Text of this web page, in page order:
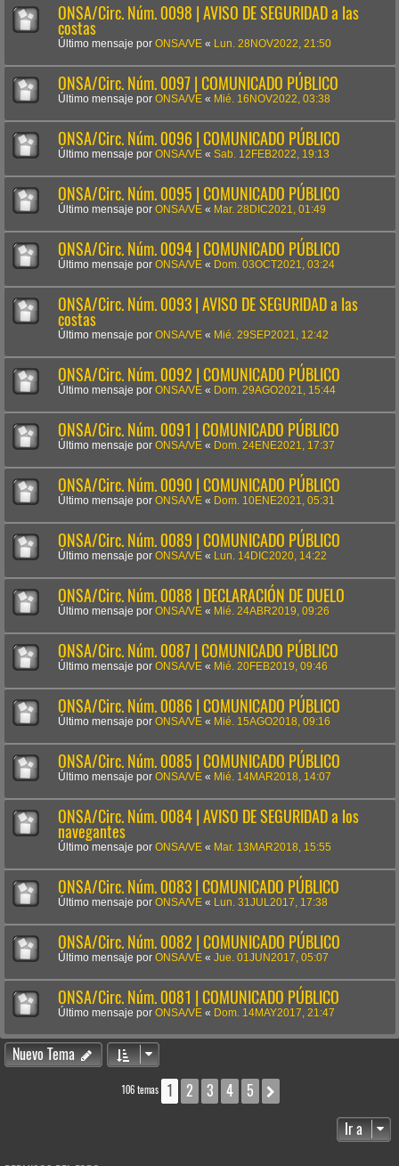
ONSA/Circ. Núm. 0098 | AVISO DE SEGURIDAD a las
costas
Último mensaje por ONSA/VE « Lun. 28NOV2022, 21:50
ONSA/Circ. Núm. 0097 | COMUNICADO PÚBLICO
Último mensaje por ONSA/VE « Mié. 16NOV2022, 03:38
ONSA/Circ. Núm. 0096 | COMUNICADO PÚBLICO
Último mensaje por ONSA/VE « Sab. 12FEB2022, 19:13
ONSA/Circ. Núm. 0095 | COMUNICADO PÚBLICO
Último mensaje por ONSA/VE « Mar. 28DIC2021, 01:49
ONSA/Circ. Núm. 0094 | COMUNICADO PÚBLICO
Último mensaje por ONSA/VE « Dom. 03OCT2021, 03:24
ONSA/Circ. Núm. 0093 | AVISO DE SEGURIDAD a las
costas
Último mensaje por ONSA/VE « Mié. 29SEP2021, 12:42
ONSA/Circ. Núm. 0092 | COMUNICADO PÚBLICO
Último mensaje por ONSA/VE « Dom. 29AGO2021, 15:44
ONSA/Circ. Núm. 0091 | COMUNICADO PÚBLICO
Último mensaje por ONSA/VE « Dom. 24ENE2021, 17:37
ONSA/Circ. Núm. 0090 | COMUNICADO PÚBLICO
Último mensaje por ONSA/VE « Dom. 10ENE2021, 05:31
ONSA/Circ. Núm. 0089 | COMUNICADO PÚBLICO
Último mensaje por ONSA/VE « Lun. 14DIC2020, 14:22
ONSA/Circ. Núm. 0088 | DECLARACIÓN DE DUELO
Último mensaje por ONSA/VE « Mié. 24ABR2019, 09:26
ONSA/Circ. Núm. 0087 | COMUNICADO PÚBLICO
Último mensaje por ONSA/VE « Mié. 20FEB2019, 09:46
ONSA/Circ. Núm. 0086 | COMUNICADO PÚBLICO
Último mensaje por ONSA/VE « Mié. 15AGO2018, 09:16
ONSA/Circ. Núm. 0085 | COMUNICADO PÚBLICO
Último mensaje por ONSA/VE « Mié. 14MAR2018, 14:07
ONSA/Circ. Núm. 0084 | AVISO DE SEGURIDAD a los
navegantes
Último mensaje por ONSA/VE « Mar. 13MAR2018, 15:55
ONSA/Circ. Núm. 0083 | COMUNICADO PÚBLICO
Último mensaje por ONSA/VE « Lun. 31JUL2017, 17:38
ONSA/Circ. Núm. 0082 | COMUNICADO PÚBLICO
Último mensaje por ONSA/VE « Jue. 01JUN2017, 05:07
ONSA/Circ. Núm. 0081 | COMUNICADO PÚBLICO
Último mensaje por ONSA/VE « Dom. 14MAY2017, 21:47
Nuevo Tema
106 temas 1 2 3 4 5
Ir a